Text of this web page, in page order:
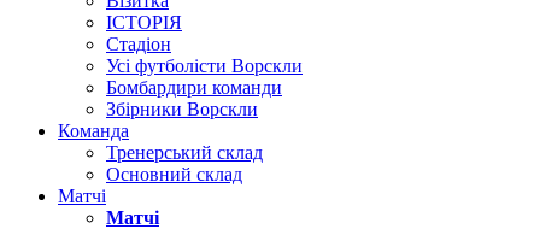
ІСТОРІЯ
Стадіон
Усі футболісти Ворскли
Бомбардири команди
Збірники Ворскли
Команда
Тренерський склад
Основний склад
Матчі
Матчі